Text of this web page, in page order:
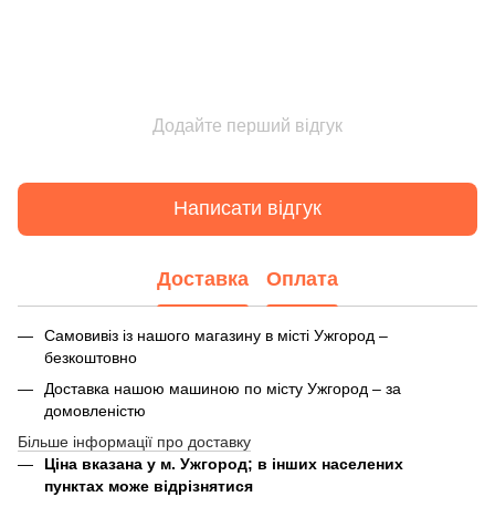
Додайте перший відгук
Написати відгук
Доставка Оплата
Самовивіз із нашого магазину в місті Ужгород –
безкоштовно
Доставка нашою машиною по місту Ужгород – за
домовленістю
Більше інформації про доставку
Ціна вказана у м. Ужгород; в інших населених
пунктах може відрізнятися